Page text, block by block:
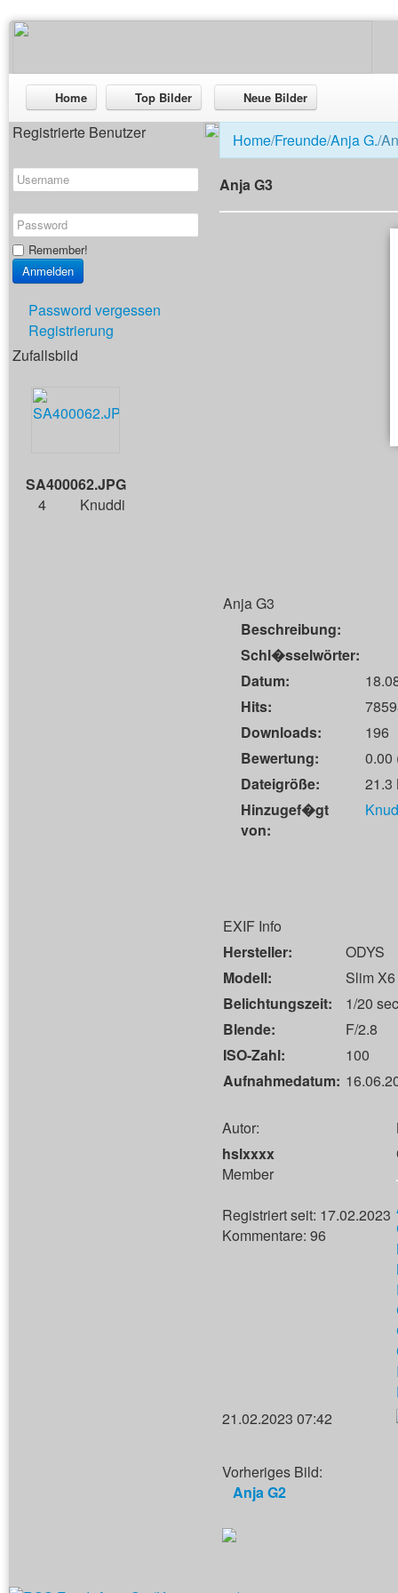
Home Top Bilder Neue Bilder
Registrierte Benutzer
Remember!
Password vergessen
Registrierung
Zufallsbild
SA400062.JPG
4
Knuddi
Home/Freunde/Anja G./
Anja G3
Anja G3
Beschreibung:
Schl�sselwörter:
Datum:
Hits:
Downloads:
196
Bewertung:
0.00
Dateigröße:
21.3
Hinzugef�gt
von:
EXIF Info
Hersteller:
ODYS
Modell:
Slim X6
Belichtungszeit:
1/20
Blende:
F/2.8
ISO-Zahl:
100
Aufnahmedatum:
Autor:
hslxxxx
Member
Registriert seit: 17.02.2023
Kommentare: 96
21.02.2023 07:42
Vorheriges Bild:
Anja G2